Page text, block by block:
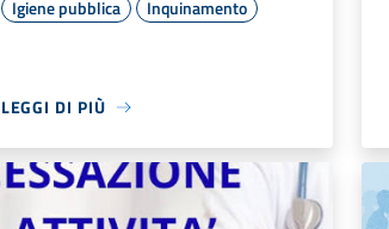
Igiene pubblica
Inquinamento
LEGGI DI PIÙ